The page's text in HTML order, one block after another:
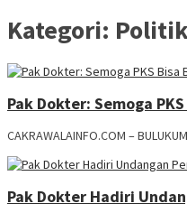
Kategori:
Pak Dokter: Semoga
CAKRAWALAINFO.COM –
Pak Dokter Hadiri